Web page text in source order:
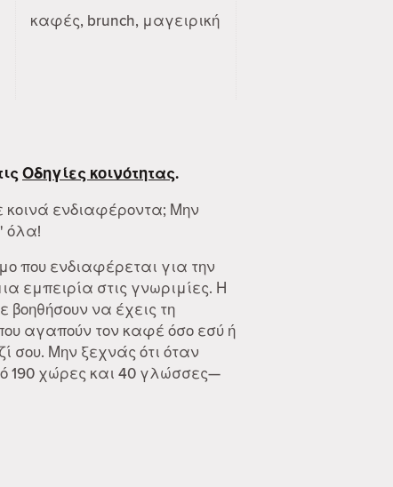
καφές, brunch, μαγειρική
Οδηγίες κοινότητας.
κοινά ενδιαφέροντα; Μην
όλα!
που ενδιαφέρεται για την
εμπειρία στις γνωριμίες. Η
βοηθήσουν να έχεις τη
αγαπούν τον καφέ όσο εσύ ή
σου. Μην ξεχνάς ότι όταν
190 χώρες και 40 γλώσσες—